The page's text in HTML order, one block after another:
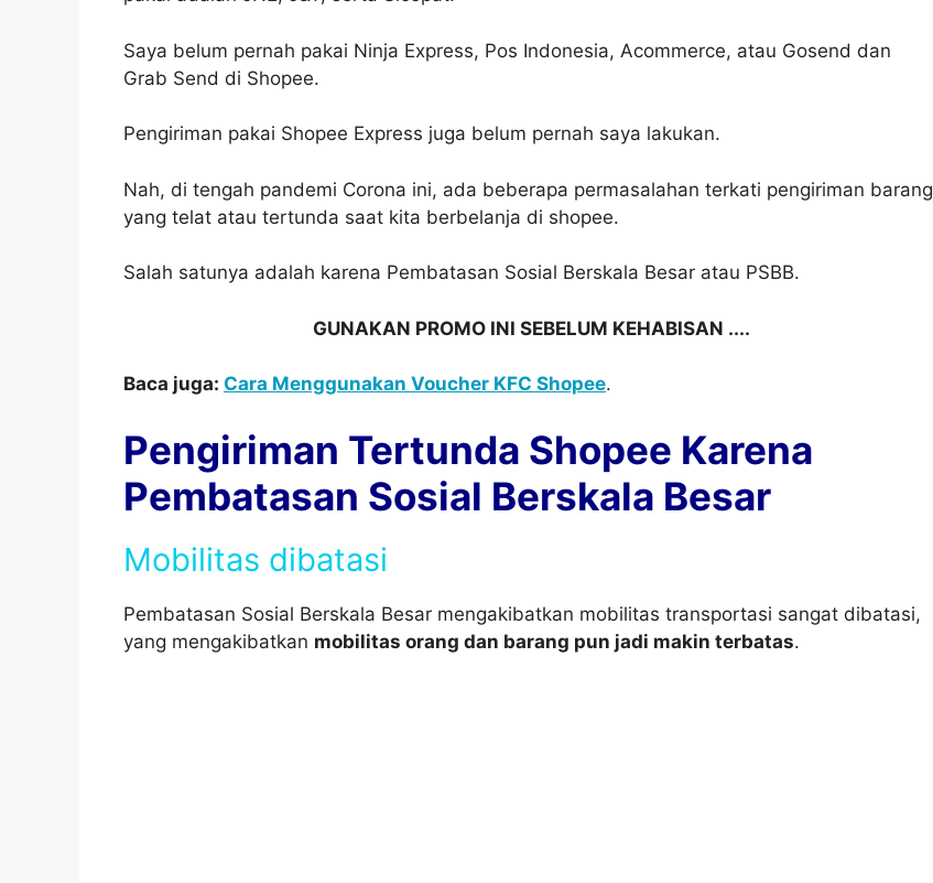
Saya belum pernah pakai Ninja Express, Pos Indonesia, Acommerce, atau Gosend dan
Grab Send di Shopee.
Pengiriman pakai Shopee Express juga belum pernah saya lakukan.
Nah, di tengah pandemi Corona ini, ada beberapa permasalahan terkati pengiriman barang
yang telat atau tertunda saat kita berbelanja di shopee.
Salah satunya adalah karena Pembatasan Sosial Berskala Besar atau PSBB.
GUNAKAN PROMO INI SEBELUM KEHABISAN ....
Baca juga: Cara Menggunakan Voucher KFC Shopee.
Pengiriman Tertunda Shopee Karena
Pembatasan Sosial Berskala Besar
Mobilitas dibatasi
Pembatasan Sosial Berskala Besar mengakibatkan mobilitas transportasi sangat dibatasi,
yang mengakibatkan mobilitas orang dan barang pun jadi makin terbatas.